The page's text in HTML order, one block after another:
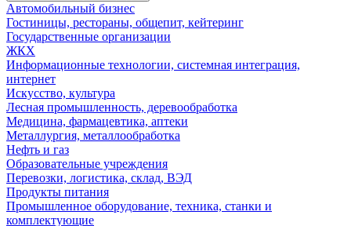
Автомобильный бизнес
Гостиницы, рестораны, общепит, кейтеринг
Государственные организации
ЖКХ
Информационные технологии, системная интеграция,
интернет
Искусство, культура
Лесная промышленность, деревообработка
Медицина, фармацевтика, аптеки
Металлургия, металлообработка
Нефть и газ
Образовательные учреждения
Перевозки, логистика, склад, ВЭД
Продукты питания
Промышленное оборудование, техника, станки и
комплектующие